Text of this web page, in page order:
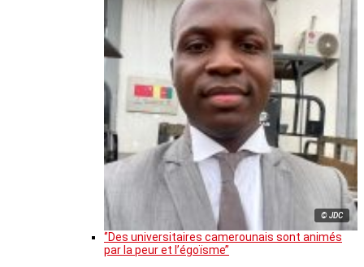
© JDC
‘’Des universitaires camerounais sont animés
par la peur et l’égoïsme’’